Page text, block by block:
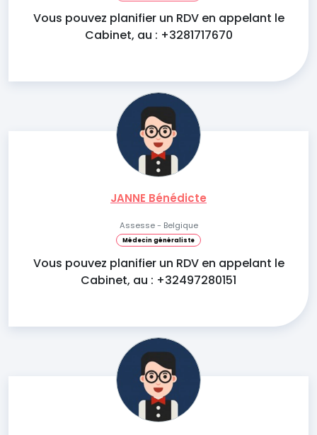
Vous pouvez planifier un RDV en appelant le
Cabinet, au : +3281717670
JANNE Bénédicte
Assesse - Belgique
Médecin généraliste
Vous pouvez planifier un RDV en appelant le
Cabinet, au : +32497280151